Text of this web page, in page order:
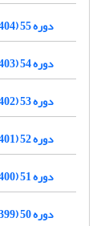
دوره 55 (1404)
دوره 54 (1403)
دوره 53 (1402)
دوره 52 (1401)
دوره 51 (1400)
دوره 50 (1399)